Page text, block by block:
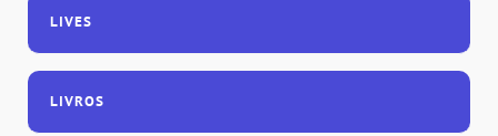
LIVES
LIVROS